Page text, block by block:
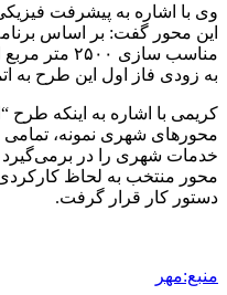
این محور گفت: بر اساس
مناسب سازی
به زودی فاز اول این طرح به
کریمی با اشاره به اینکه طرح
محورهای شهری نمونه،
خدمات شهری را در برمی‌گیرد
محور منتخب به لحاظ کارکردی
دستور کار قرار گرفت.
منبع:مهر